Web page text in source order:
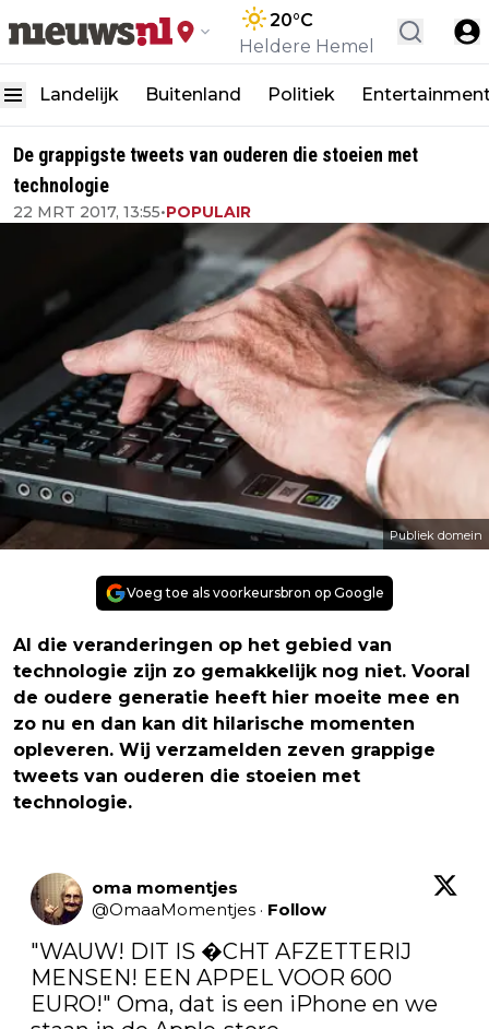
20°C
Heldere Hemel
Landelijk Buitenland Politiek
De grappigste tweets van ouderen die stoeien met
technologie
22 MRT 2017, 13:55•POPULAIR
Publiek domein
Voeg toe als voorkeursbron op Google
Al die veranderingen op het gebied van
technologie zijn zo gemakkelijk nog niet. Vooral
de oudere generatie heeft hier moeite mee en
zo nu en dan kan dit hilarische momenten
opleveren. Wij verzamelden zeven grappige
tweets van ouderen die stoeien met
technologie.
oma momentjes
@OmaaMomentjes · Follow
"WAUW! DIT IS �CHT AFZETTERIJ
MENSEN! EEN APPEL VOOR 600
EURO!" Oma, dat is een iPhone en we